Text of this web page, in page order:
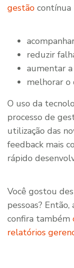
gestão
reduzir
aumentar
melhorar o
O uso da
processo de
utilização das
feedback mais
rápido
Você gostou
pessoas?
confira também
relatórios